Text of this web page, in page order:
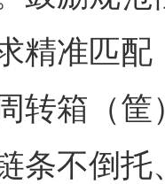
精准匹
转箱（
条不倒